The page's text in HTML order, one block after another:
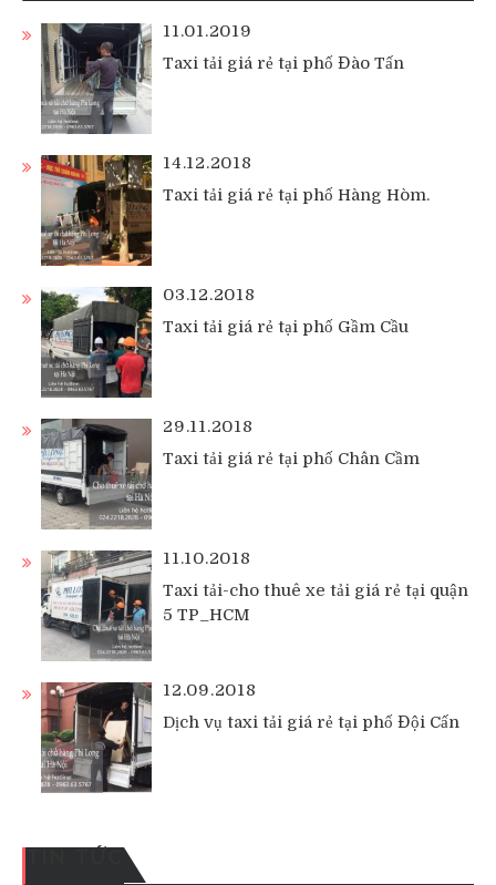
11.01.2019
Taxi tải giá rẻ tại phố Đào Tấn
14.12.2018
Taxi tải giá rẻ tại phố Hàng Hòm.
03.12.2018
Taxi tải giá rẻ tại phố Gầm Cầu
29.11.2018
Taxi tải giá rẻ tại phố Chân Cầm
11.10.2018
Taxi tải-cho thuê xe tải giá rẻ tại quận
5 TP_HCM
12.09.2018
Dịch vụ taxi tải giá rẻ tại phố Đội Cấn
TIN TỨC